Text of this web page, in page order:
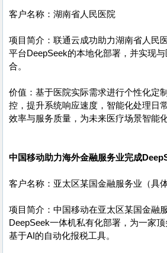
客户名称：湖南省人民医院
项目简介：联通云成功助力湖南省人民
平台DeepSeek的本地化部署，并实现
合。
价值：基于医院实际需求进行个性化定
控，提升系统响应速度，智能化处理日
效率与服务质量，为未来医疗场景智能
中国移动助力海外金融服务业完成
客户名称：亚太区某国金融服务业（具
项目简介：中国移动在亚太区某国金融
DeepSeek一体机私有化部署，为一家
基于AI的自动化报税工具。